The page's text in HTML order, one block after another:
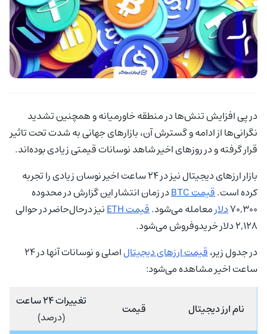
در پی افزایش تنش‌ها در منطقه خاورمیانه و همچنین تشدید
نگرانی‌ها از ادامه و گسترش آن، بازارهای جهانی به شدت تحت تاثیر
قرار گرفته‌ و در روزهای اخیر شاهد نوسانات قیمتی زیادی بوده‌اند.
بازار ارزهای دیجیتال نیز در 24 ساعت اخیر نوسان زیادی را تجربه
کرده است.قیمت BTC
در زمان انتشار این گزارش در محدوده
70,300دلارمعامله می‌شود.قیمت ETH
نیز درحال‌حاضر در حوالی
2,128 دلار خریدوفروش می‌شود.
در جدول زیر،قیمت ارزهای دیجیتال
اصلی و نوسانات آنها در 24
ساعت اخیر مشاهده می‌شود:
نام ارز دیجیتال قیمت
تغییرات 24 ساعت
(درصد)